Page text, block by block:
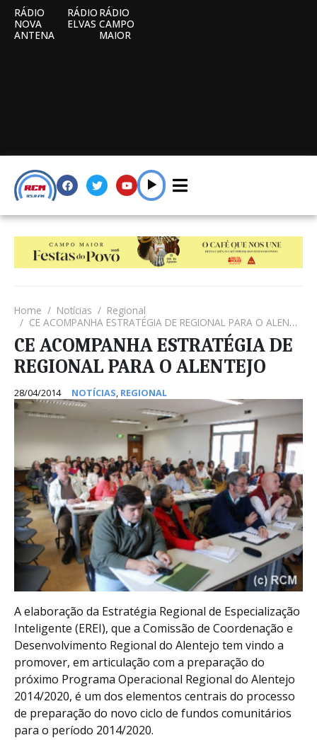
RÁDIO
NOVA
ANTENA
RÁDIO
ELVAS
RÁDIO
CAMPO
MAIOR
Home Notícias
Regional
CE ACOMPANHA ESTRATÉGIA DE REGIONAL PARA O ALENTEJO
CE ACOMPANHA ESTRATÉGIA DE
REGIONAL PARA O ALENTEJO
28/04/2014 NOTÍCIAS, REGIONAL
A elaboração da Estratégia Regional de Especialização
Inteligente (EREI), que a Comissão de Coordenação e
Desenvolvimento Regional do Alentejo tem vindo a
promover, em articulação com a preparação do
próximo Programa Operacional Regional do Alentejo
2014/2020, é um dos elementos centrais do processo
de preparação do novo ciclo de fundos comunitários
para o período 2014/2020.